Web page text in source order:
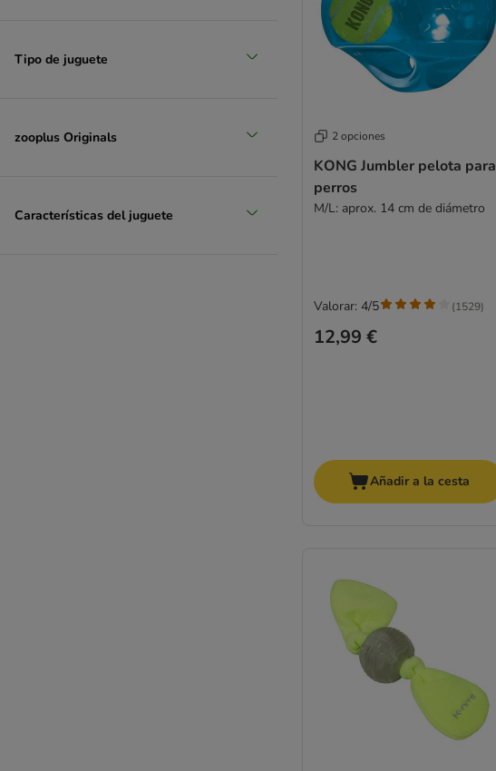
Tipo de juguete
zooplus Originals
Características del juguete
2 opciones
KONG Jumbler pelota para
perros
M/L: aprox. 14 cm de diámetro
12,99 €
Valorar: 4/5 (1529)
Añadir a la cesta